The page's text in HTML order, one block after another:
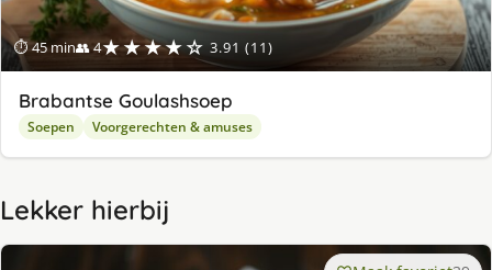
⏱ 45 min👥 4★★★★☆ 3.91 (11)
Brabantse Goulashsoep
Soepen Voorgerechten & amuses
Lekker hierbij